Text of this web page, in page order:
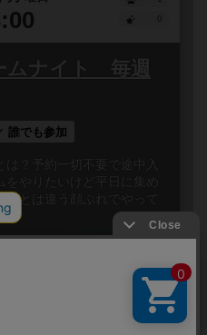
ムナイト 毎週
誰でも参加
は？予約一切不要で途中入
をやりたいけど平日に集め
とは違う顔ぶれでやって
閉じる
を記録し
んか？